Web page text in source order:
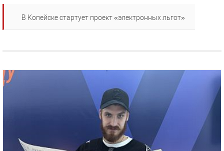
В Копейске стартует проект «электронных льгот»